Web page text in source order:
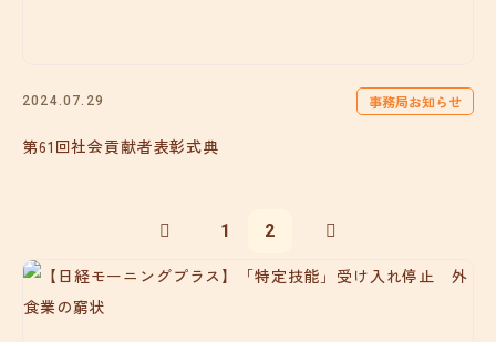
2024.07.29 事務局お知らせ
第61回社会貢献者表彰式典
1 2